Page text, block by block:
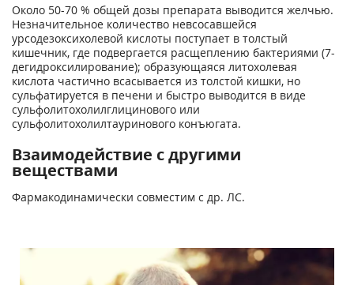
Около 50-70 % общей дозы препарата выводится желчью.
Незначительное количество невсосавшейся
урсодезоксихолевой кислоты поступает в толстый
кишечник, где подвергается расщеплению бактериями (7-
дегидроксилирование); образующаяся литохолевая
кислота частично всасывается из толстой кишки, но
сульфатируется в печени и быстро выводится в виде
сульфолитохолилглицинового или
сульфолитохолилтауринового конъюгата.
Взаимодействие с другими
веществами
Фармакодинамически совместим с др. ЛС.